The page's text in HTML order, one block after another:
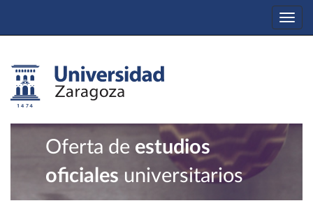
Oferta de estudios
oficiales universitarios